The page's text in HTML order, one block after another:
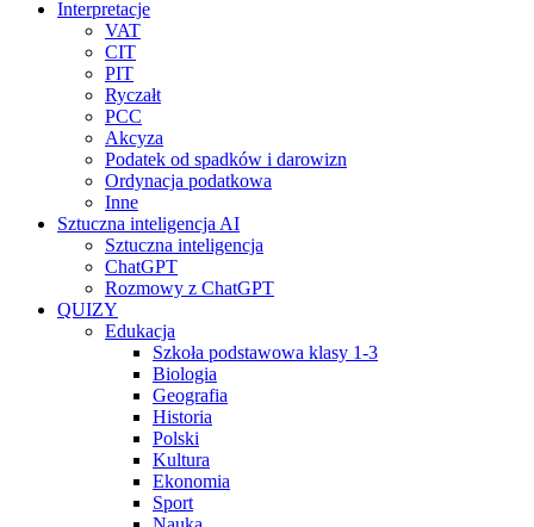
Interpretacje
VAT
CIT
PIT
Ryczałt
PCC
Akcyza
Podatek od spadków i darowizn
Ordynacja podatkowa
Inne
Sztuczna inteligencja AI
Sztuczna inteligencja
ChatGPT
Rozmowy z ChatGPT
QUIZY
Edukacja
Szkoła podstawowa klasy 1-3
Biologia
Geografia
Historia
Polski
Kultura
Ekonomia
Sport